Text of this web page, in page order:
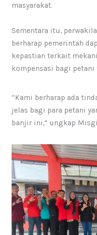
masyarakat.
Sementara itu,
berharap pemerintah
kepastian terkait
kompensasi bagi petani
“Kami berharap ada
jelas bagi para petani
banjir ini,” ungkap